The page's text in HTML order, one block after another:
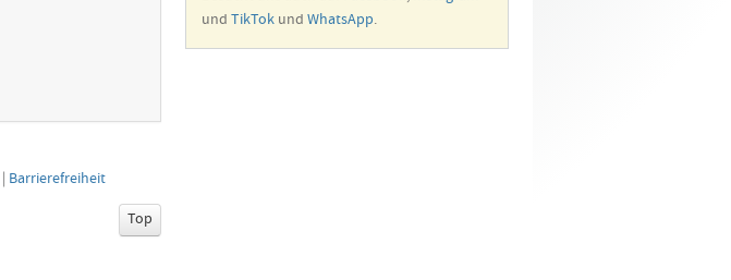
undTikTokundWhatsApp.
| Barrierefreiheit
Top